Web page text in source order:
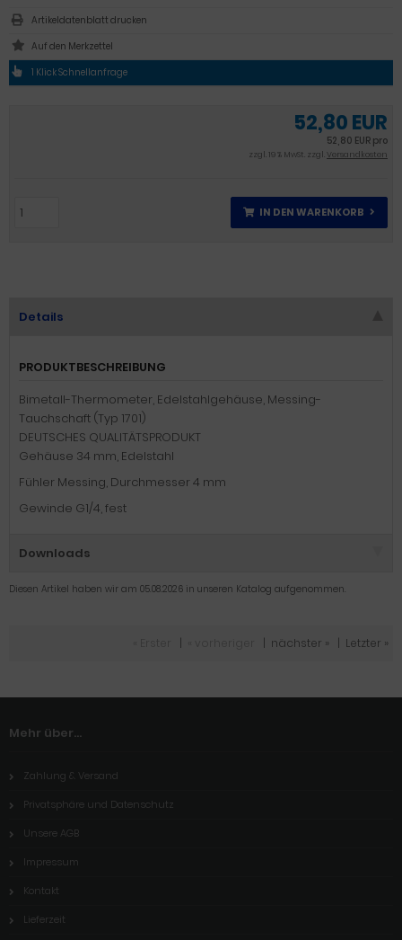
52,80 EUR
52,80 EUR pro
zzgl. 19 % MwSt. zzgl.Versandkosten
IN DEN WARENKORB
Artikeldatenblatt drucken
1 Klick Schnellanfrage
Details
PRODUKTBESCHREIBUNG
Bimetall-Thermometer, Edelstahlgehäuse, Messing-
Tauchschaft (Typ 1701)
DEUTSCHES QUALITÄTSPRODUKT
Gehäuse 34 mm, Edelstahl
Fühler Messing, Durchmesser 4 mm
Gewinde G1/4, fest
Downloads
Diesen Artikel haben wir am 05.08.2026 in unseren Katalog aufgenommen.
nächster » Letzter »
Mehr über...
Zahlung & Versand
Privatsphäre und Datenschutz
Unsere AGB
Impressum
Kontakt
Lieferzeit